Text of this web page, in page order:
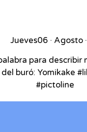
Jueves06 · Agosto
para describir
del buró: Yomikake
#pictoline